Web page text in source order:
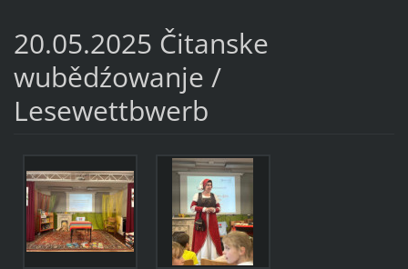
20.05.2025 Čitanske
wubědźowanje /
Lesewettbwerb